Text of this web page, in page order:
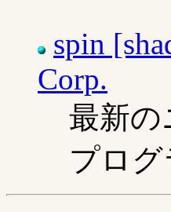
spin
Corp.
最新の
プロ